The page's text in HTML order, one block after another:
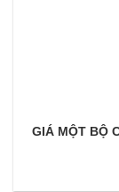
GIÁ MỘT BỘ